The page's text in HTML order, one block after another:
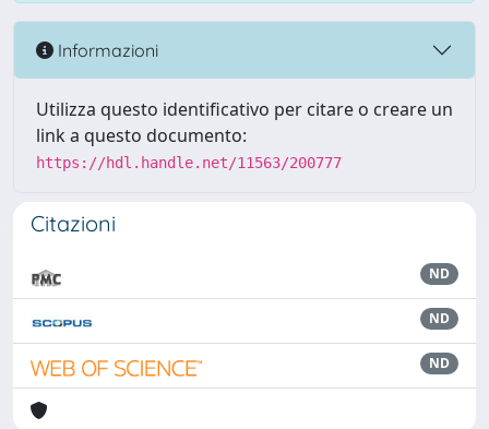
Informazioni
Utilizza questo identificativo per citare o creare un
link a questo documento:
https://hdl.handle.net/11563/200777
Citazioni
ND
ND
ND